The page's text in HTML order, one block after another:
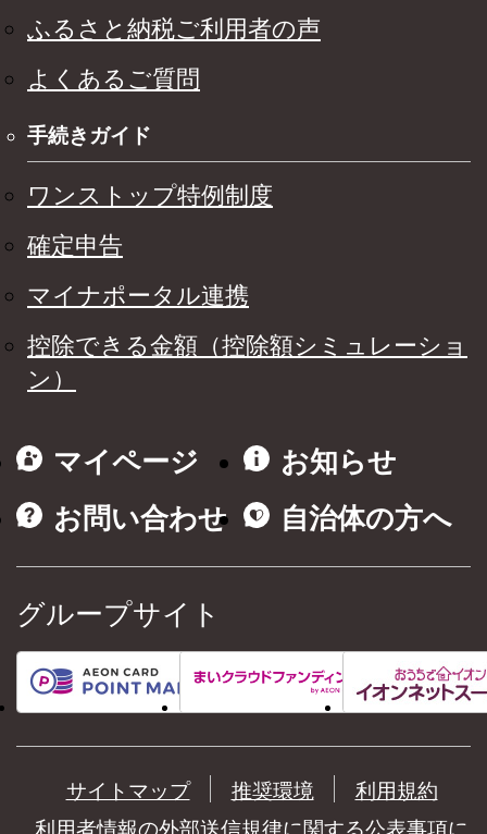
ふるさと納税ご利用者の声
よくあるご質問
手続きガイド
ワンストップ特例制度
確定申告
マイナポータル連携
控除できる金額（控除額シミュレーショ
ン）
マイページ
お知らせ
お問い合わせ
自治体の方へ
グループサイト
サイトマップ 推奨環境
利用規約
利用者情報の外部送信規律に関する公表事項に